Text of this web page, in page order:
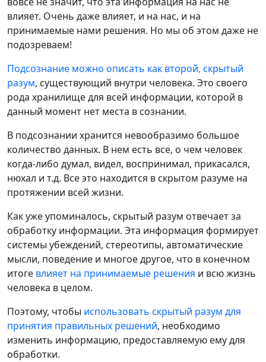
влияет. Очень даже влияет, и на нас, и на
принимаемые нами решения. Но мы об этом даже не
подозреваем!
Подсознание можно описать как второй, скрытый
разум, существующий внутри человека. Это своего
рода хранилище для всей информации, которой в
данный момент нет места в сознании.
В подсознании хранится невообразимо большое
количество данных. В нем есть все, о чем человек
когда-либо думал, видел, воспринимал, прикасался,
нюхал и т.д. Все это находится в скрытом разуме на
протяжении всей жизни.
Как уже упоминалось, скрытый разум отвечает за
обработку информации. Эта информация формирует
системы убеждений, стереотипы, автоматические
мысли, поведение и многое другое, что в конечном
итоге влияет на принимаемые решения и всю жизнь
человека в целом.
Поэтому, чтобы использовать скрытый разум для
принятия правильных решений, необходимо
изменить информацию, предоставляемую ему для
обработки.